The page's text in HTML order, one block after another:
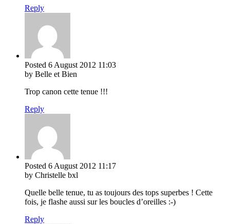
Reply
Posted 6 August 2012 11:03
by Belle et Bien
Trop canon cette tenue !!!
Reply
Posted 6 August 2012 11:17
by Christelle bxl
Quelle belle tenue, tu as toujours des tops superbes ! Cette
fois, je flashe aussi sur les boucles d’oreilles :-)
Reply